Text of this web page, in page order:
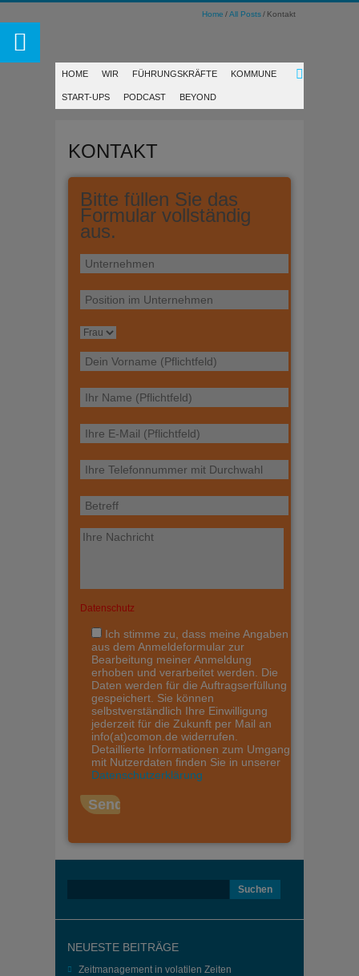
Home All Posts Kontakt
HOME WIR FÜHRUNGSKRÄFTE KOMMUNE
START-UPS PODCAST BEYOND
KONTAKT
Bitte füllen Sie das
Formular vollständig
aus.
Datenschutz
Ich stimme zu, dass meine Angaben
aus dem Anmeldeformular zur
Bearbeitung meiner Anmeldung
erhoben und verarbeitet werden. Die
Daten werden für die Auftragserfüllung
gespeichert. Sie können
selbstverständlich Ihre Einwilligung
jederzeit für die Zukunft per Mail an
info(at)comon.de widerrufen.
Detaillierte Informationen zum Umgang
mit Nutzerdaten finden Sie in unserer
Datenschutzerklärung
NEUESTE BEITRÄGE
Zeitmanagement in volatilen Zeiten